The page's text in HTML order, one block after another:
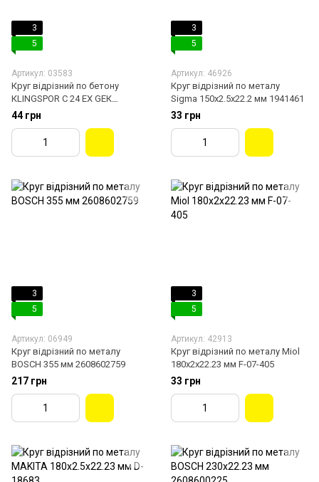
3
5
Артикул: 03583
Круг відрізний по бетону
КLINGSPOR С 24 EX GEК
125х2.5х22.23 мм 188464
44 грн
3
5
Артикул: 46926
Круг відрізний по металу
Sigma 150х2.5х22.2 мм 1941461
33 грн
3
5
Артикул: 06949
Круг відрізний по металу
BOSCH 355 мм 2608602759
217 грн
3
5
Артикул: 42913
Круг відрізний по металу Miol
180х2х22.23 мм F-07-405
33 грн